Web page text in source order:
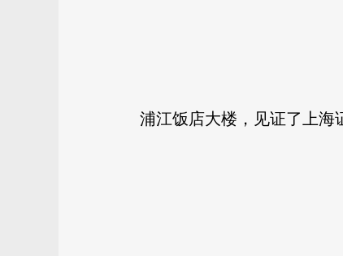
浦江饭店大楼，见证了上海